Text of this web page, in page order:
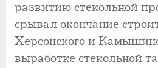
развитию стекольной
срывал окончание
Херсонского и
выработке стекольной